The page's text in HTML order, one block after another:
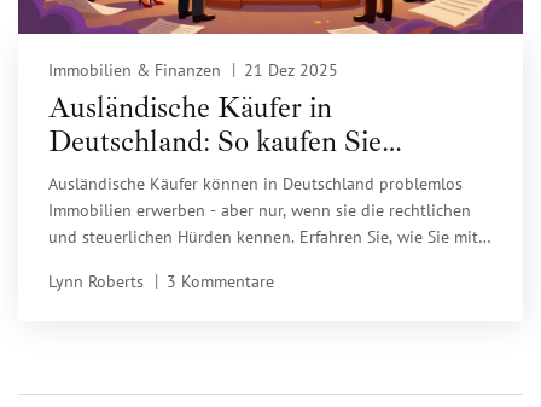
Immobilien & Finanzen 21 Dez 2025
Ausländische Käufer in
Deutschland: So kaufen Sie
Immobilien rechtssicher
Ausländische Käufer können in Deutschland problemlos
Immobilien erwerben - aber nur, wenn sie die rechtlichen
und steuerlichen Hürden kennen. Erfahren Sie, wie Sie mit
kostengünstig gestalten.
Lynn Roberts 3 Kommentare